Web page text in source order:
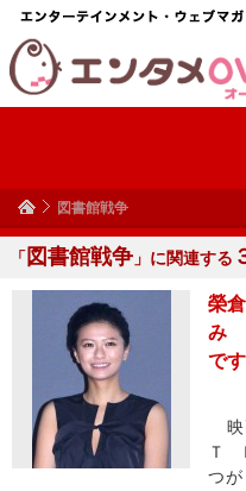
図書館戦争
「 図書館戦争 」に関連する
榮
み
です
映
Ｔ
つ